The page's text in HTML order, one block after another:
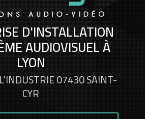
D'INSTALLATION
AUDIOVISUEL À
LYON
07430 SAINT-
CYR